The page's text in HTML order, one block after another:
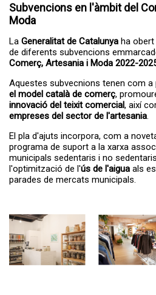
A partir del dia 27 de juliol s'obrirà el...
La primera edició del TROS FEST –
Festival...
Subvencions en l'àmbit del
Moda
La Generalitat de Catalunya ha
de diferents subvencions
Comerç, Artesania i Moda 2022-
Aquestes subvecnions tenen com a
el model català de comerç,
innovació del teixit comercial, així
empreses del sector de l'artesania.
El pla d'ajuts incorpora, com a
programa de suport a la xarxa
municipals sedentaris i no
l'optimització de l'ús de l'aigua als
parades de mercats municipals.